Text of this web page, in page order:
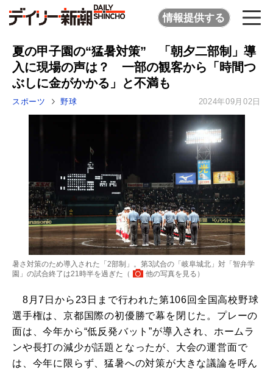
情報提供する
夏の甲子園の“猛暑対策” 「朝夕二部制」導
入に現場の声は？ 一部の観客から「時間つ
ぶしに金がかかる」と不満も
スポーツ 野球 2024年09月02日
暑さ対策のため導入された「2部制」。第3試合の「岐阜城北」対「智弁学
園」の試合終了は21時半を過ぎた（
他の写真を見る ）
8月7日から23日まで行われた第106回全国高校野球
選手権は、京都国際の初優勝で幕を閉じた。プレーの
面は、今年から“低反発バット”が導入され、ホームラ
ンや長打の減少が話題となったが、大会の運営面で
は、今年に限らず、猛暑への対策が大きな議論を呼ん